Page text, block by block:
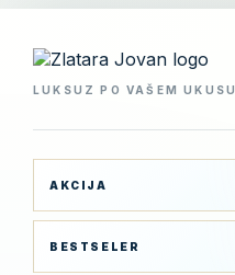
LUKSUZ PO VAŠEM UKUSU
AKCIJA
BESTSELER